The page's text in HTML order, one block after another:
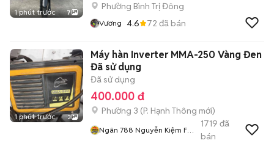
1 phút trước 7
Phường Bình Trị Đông
Vương 4.6 72 đã bán
1 phút trước 3
Máy hàn Inverter MMA-250 Vàng Đen
Đã sử dụng
Đã sử dụng
400.000 đ
Phường 3 (P. Hạnh Thông mới)
Ngân 788 Nguyễn Kiệm F3
1719 đã
bán